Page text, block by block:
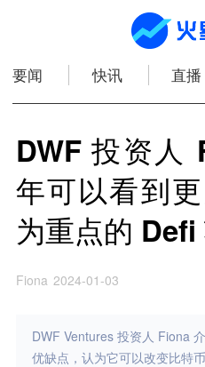
要闻 快讯 直播
DWF 投资人
年可以看到
为重点的 Defi
Fiona 2024-01-03
DWF Ventures 投资人 Fiona
优缺点，认为它可以改变比特